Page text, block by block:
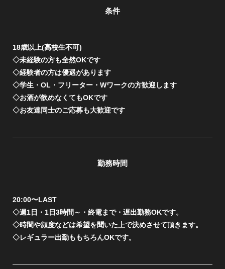
条件
18歳以上(高校生不可)
◇未経験の方も全然OKです
◇経験者の方は優遇があります
◇学生・OL・フリーター・Wワークの方歓迎します
◇お酒が飲めなくてもOKです
◇お友達同士のご応募も大歓迎です
勤務時間
20:00〜LAST
◇週1日・1日3時間～・終電まで・遅出勤務OKです。
◇時間や頻度などは希望を聞いた上で決めさせて頂きます。
◇レギュラー出勤ももちろんOKです。